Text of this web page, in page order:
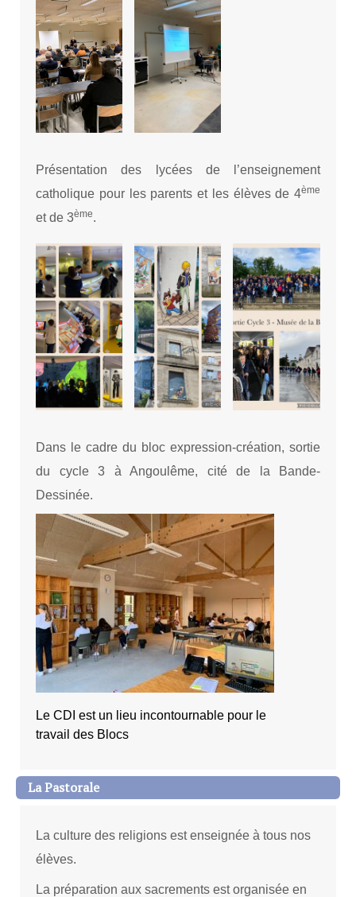
Présentation des lycées de l’enseignement
catholique pour les parents et les élèves de 4ème
et de 3ème.
Dans le cadre du bloc expression-création, sortie
du cycle 3 à Angoulême, cité de la Bande-
Dessinée.
Le CDI est un lieu incontournable pour le
travail des Blocs
La Pastorale
La culture des religions est enseignée à tous nos
élèves.
La préparation aux sacrements est organisée en